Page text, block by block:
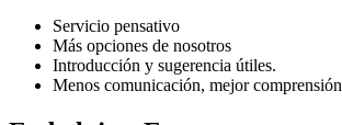
Servicio pensativo
Más opciones de nosotros
Introducción y sugerencia útiles.
Menos comunicación, mejor comprensión